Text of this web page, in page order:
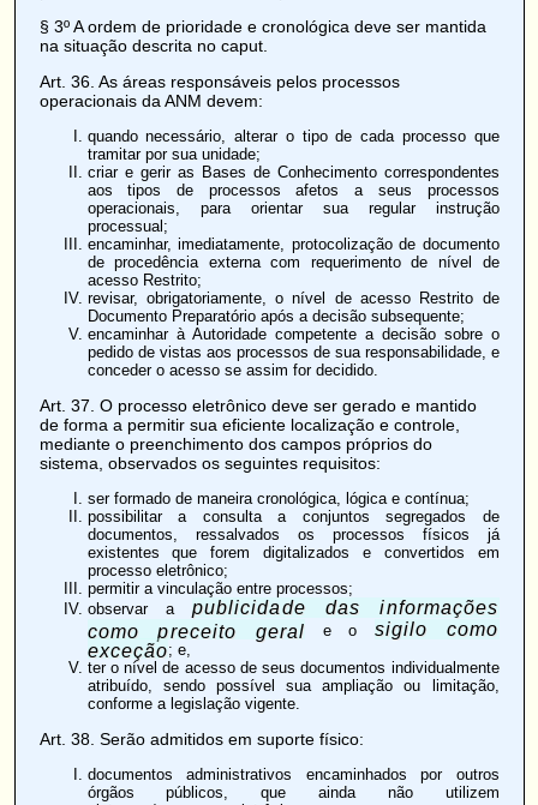
§ 3º A ordem de prioridade e cronológica deve ser mantida
na situação descrita no caput.
Art. 36. As áreas responsáveis pelos processos
operacionais da ANM devem:
quando necessário, alterar o tipo de cada processo que
tramitar por sua unidade;
criar e gerir as Bases de Conhecimento correspondentes
aos tipos de processos afetos a seus processos
operacionais, para orientar sua regular instrução
processual;
encaminhar, imediatamente, protocolização de documento
de procedência externa com requerimento de nível de
acesso Restrito;
revisar, obrigatoriamente, o nível de acesso Restrito de
Documento Preparatório após a decisão subsequente;
encaminhar à Autoridade competente a decisão sobre o
pedido de vistas aos processos de sua responsabilidade, e
conceder o acesso se assim for decidido.
Art. 37 . O processo eletrônico deve ser gerado e mantido
de forma a permitir sua eficiente localização e controle,
mediante o preenchimento dos campos próprios do
sistema, observados os seguintes requisitos:
ser formado de maneira cronológica, lógica e contínua;
possibilitar a consulta a conjuntos segregados de
documentos, ressalvados os processos físicos já
existentes que forem digitalizados e convertidos em
processo eletrônico;
permitir a vinculação entre processos;
observar a publicidade das informações
como preceito geral e o sigilo como
exceção; e,
ter o nível de acesso de seus documentos individualmente
atribuído, sendo possível sua ampliação ou limitação,
conforme a legislação vigente.
Art. 38. Serão admitidos em suporte físico:
documentos administrativos encaminhados por outros
órgãos públicos, que ainda não utilizem